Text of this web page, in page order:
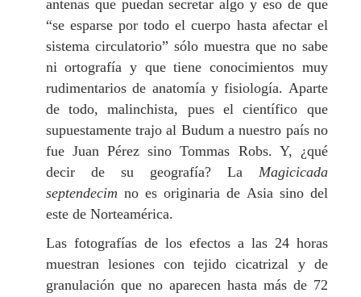
antenas que puedan secretar algo y eso de que
“se esparse por todo el cuerpo hasta afectar el
sistema circulatorio” sólo muestra que no sabe
ni ortografía y que tiene conocimientos muy
rudimentarios de anatomía y fisiología. Aparte
de todo, malinchista, pues el científico que
supuestamente trajo al Budum a nuestro país no
fue Juan Pérez sino Tommas Robs. Y, ¿qué
decir de su geografía? La Magicicada
septendecim no es originaria de Asia sino del
este de Norteamérica.
Las fotografías de los efectos a las 24 horas
muestran lesiones con tejido cicatrizal y de
granulación que no aparecen hasta más de 72